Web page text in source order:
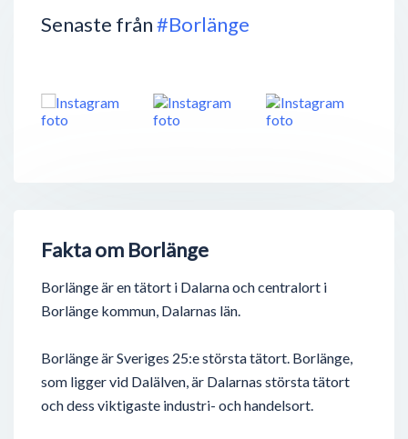
Senaste från#Borlänge
Fakta om Borlänge
Borlänge är en tätort i Dalarna och centralort i
Borlänge kommun, Dalarnas län.
Borlänge är Sveriges 25:e största tätort. Borlänge,
som ligger vid Dalälven, är Dalarnas största tätort
och dess viktigaste industri- och handelsort.